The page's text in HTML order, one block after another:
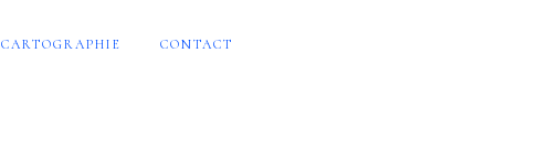
CARTOGRAPHIE CONTACT